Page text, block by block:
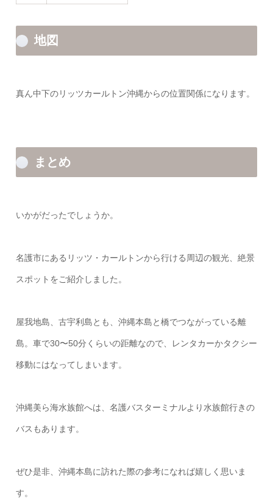
地図
真ん中下のリッツカールトン沖縄からの位置関係になります。
まとめ
いかがだったでしょうか。
名護市にあるリッツ・カールトンから行ける周辺の観光、絶景
スポットをご紹介しました。
屋我地島、古宇利島とも、沖縄本島と橋でつながっている離
島。車で30〜50分くらいの距離なので、レンタカーかタクシー
移動にはなってしまいます。
沖縄美ら海水族館へは、名護バスターミナルより水族館行きの
バスもあります。
ぜひ是非、沖縄本島に訪れた際の参考になれば嬉しく思いま
す。